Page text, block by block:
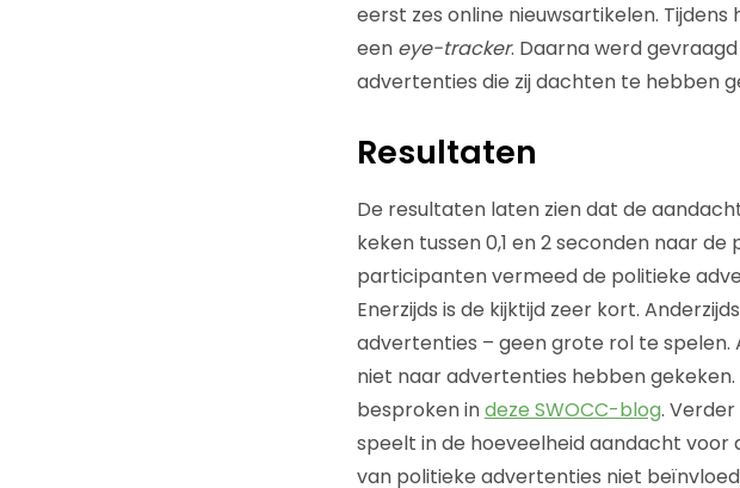
eerst zes online nieuwsartikelen.
een eye-tracker. Daarna werd
advertenties die zij dachten te hebben
Resultaten
De resultaten laten zien dat de
keken tussen 0,1 en 2 seconden naar
participanten vermeed de politieke
Enerzijds is de kijktijd zeer kort.
advertenties – geen grote rol te spelen.
niet naar advertenties hebben
besproken indeze SWOCC-blog.
speelt in de hoeveelheid aandacht
van politieke advertenties niet